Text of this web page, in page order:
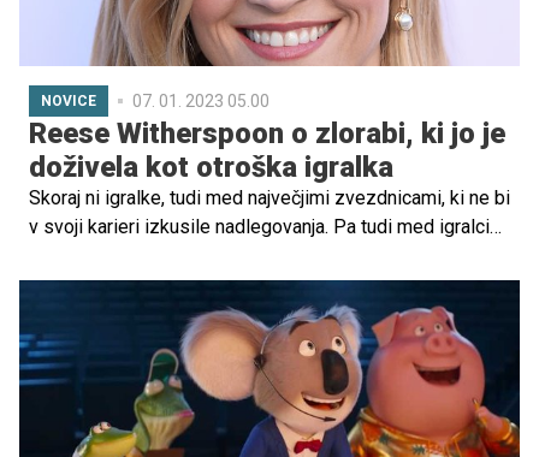
NOVICE 07. 01. 2023 05.00
Reese Witherspoon o zlorabi, ki jo je
doživela kot otroška igralka
Skoraj ni igralke, tudi med največjimi zvezdnicami, ki ne bi
v svoji karieri izkusile nadlegovanja. Pa tudi med igralci
spregovorila tudi Reese Witherspoon, priljubljena
hollywoodska igralka.